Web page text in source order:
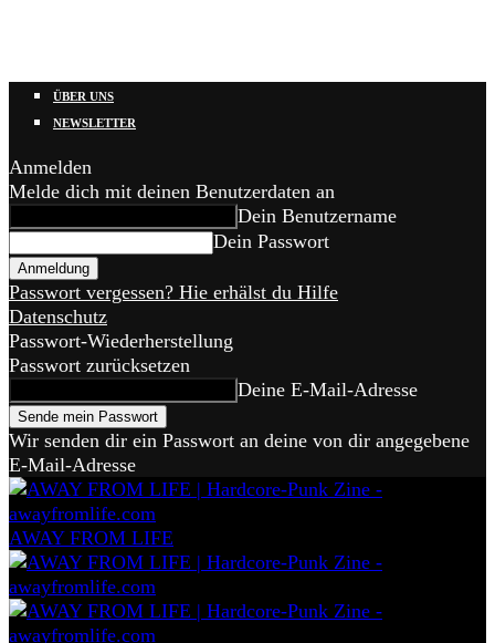
ÜBER UNS
NEWSLETTER
Anmelden
Melde dich mit deinen Benutzerdaten an
Dein Benutzername
Dein Passwort
Passwort vergessen? Hie erhälst du Hilfe
Datenschutz
Passwort-Wiederherstellung
Passwort zurücksetzen
Deine E-Mail-Adresse
Wir senden dir ein Passwort an deine von dir angegebene
E-Mail-Adresse
AWAY FROM LIFE